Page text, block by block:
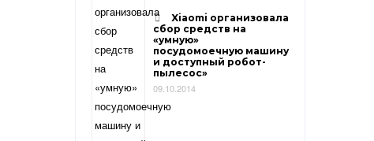
Xiaomi организовала
сбор средств на
«умную»
посудомоечную машину
и доступный робот-
пылесос»
09.10.2014